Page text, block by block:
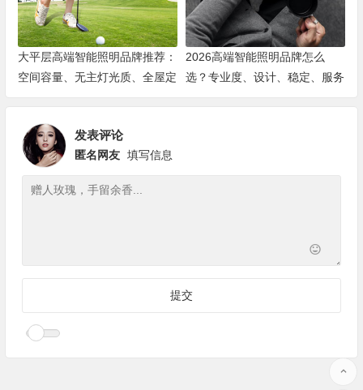
大平层高端智能照明品牌推荐：
空间容量、无主灯光质、全屋定
制、长期售后四个维度全解析
2026高端智能照明品牌怎么
选？专业度、设计、稳定、服务
四大维度深度盘点
发表评论
匿名网友 填写信息